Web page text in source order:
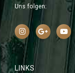
Uns folgen:
LINKS